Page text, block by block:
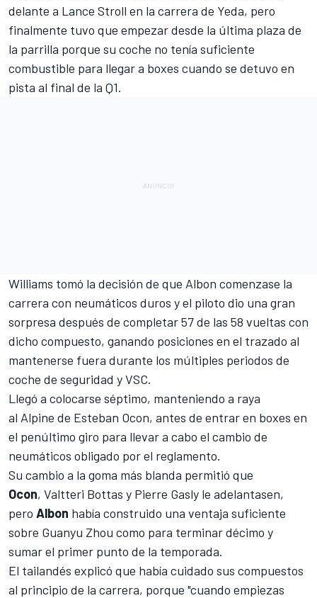
delante a Lance Stroll en la carrera de Yeda, pero
finalmente tuvo que empezar desde la última plaza de
la parrilla porque su coche no tenía suficiente
combustible para llegar a boxes cuando se detuvo en
pista al final de la Q1.
Williams tomó la decisión de que Albon comenzase la
carrera con neumáticos duros y el piloto dio una gran
sorpresa después de completar 57 de las 58 vueltas con
dicho compuesto, ganando posiciones en el trazado al
mantenerse fuera durante los múltiples periodos de
coche de seguridad y VSC.
Llegó a colocarse séptimo, manteniendo a raya
al Alpine de Esteban Ocon, antes de entrar en boxes en
el penúltimo giro para llevar a cabo el cambio de
neumáticos obligado por el reglamento.
Su cambio a la goma más blanda permitió que
Ocon, Valtteri Bottas y Pierre Gasly le adelantasen,
pero Albon había construido una ventaja suficiente
sobre Guanyu Zhou como para terminar décimo y
sumar el primer punto de la temporada.
El tailandés explicó que había cuidado sus compuestos
al principio de la carrera, porque "cuando empiezas